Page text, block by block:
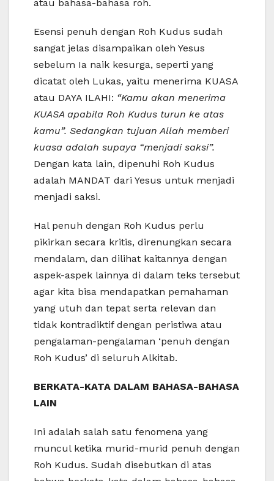
atau bahasa-bahasa roh.
Esensi penuh dengan Roh Kudus sudah
sangat jelas disampaikan oleh Yesus
sebelum Ia naik kesurga, seperti yang
dicatat oleh Lukas, yaitu menerima KUASA
atau DAYA ILAHI: “Kamu akan menerima
KUASA apabila Roh Kudus turun ke atas
kamu”. Sedangkan tujuan Allah memberi
kuasa adalah supaya “menjadi saksi”.
Dengan kata lain, dipenuhi Roh Kudus
adalah MANDAT dari Yesus untuk menjadi
menjadi saksi.
Hal penuh dengan Roh Kudus perlu
pikirkan secara kritis, direnungkan secara
mendalam, dan dilihat kaitannya dengan
aspek-aspek lainnya di dalam teks tersebut
agar kita bisa mendapatkan pemahaman
yang utuh dan tepat serta relevan dan
tidak kontradiktif dengan peristiwa atau
pengalaman-pengalaman ‘penuh dengan
Roh Kudus’ di seluruh Alkitab.
BERKATA-KATA DALAM BAHASA-BAHASA
LAIN
Ini adalah salah satu fenomena yang
muncul ketika murid-murid penuh dengan
Roh Kudus. Sudah disebutkan di atas